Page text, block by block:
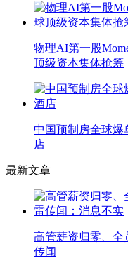
物理AI第一股
顶级资本集体抢筹
中国预制房全球爆
店
最新文章
高管薪资归零、全
传闻